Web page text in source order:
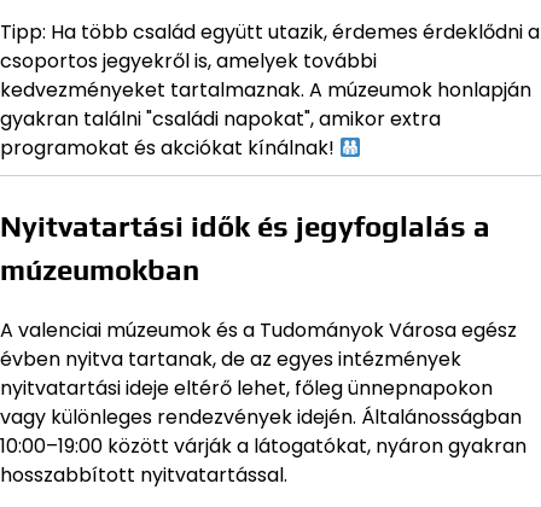
Tipp: Ha több család együtt utazik, érdemes érdeklődni a
csoportos jegyekről is, amelyek további
kedvezményeket tartalmaznak. A múzeumok honlapján
gyakran találni "családi napokat", amikor extra
programokat és akciókat kínálnak!
Nyitvatartási idők és jegyfoglalás a
múzeumokban
A valenciai múzeumok és a Tudományok Városa egész
évben nyitva tartanak, de az egyes intézmények
nyitvatartási ideje eltérő lehet, főleg ünnepnapokon
vagy különleges rendezvények idején. Általánosságban
10:00–19:00 között várják a látogatókat, nyáron gyakran
hosszabbított nyitvatartással.